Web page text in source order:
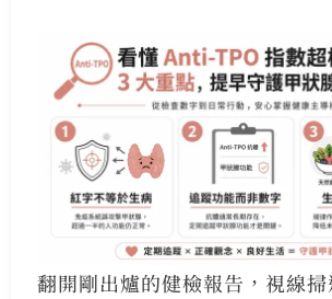
翻開剛出爐的健檢報告，視線